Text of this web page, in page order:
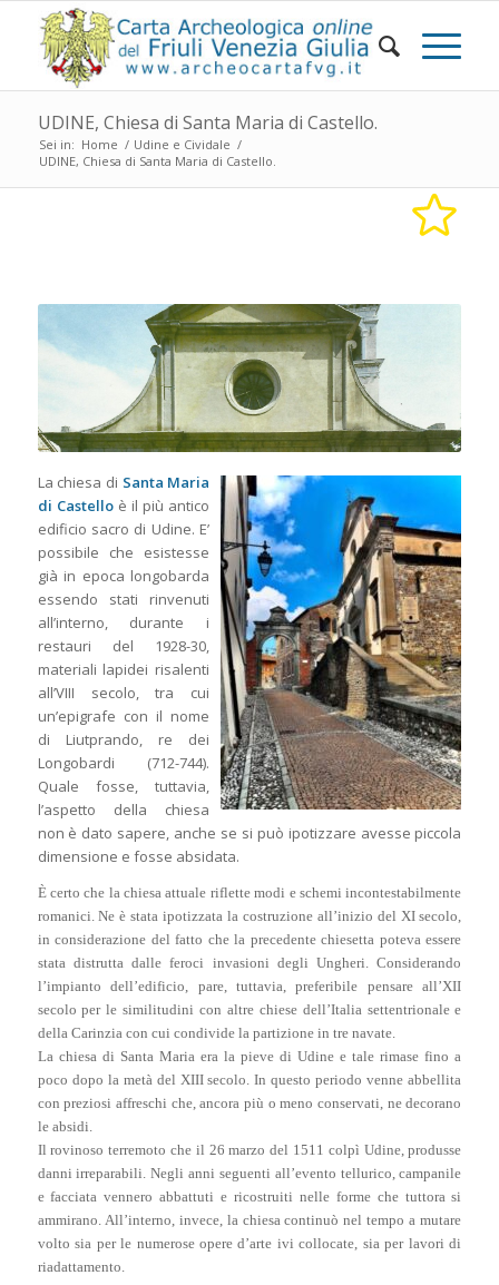
UDINE, Chiesa di Santa Maria di Castello.
Sei in: Home / Udine e Cividale /
UDINE, Chiesa di Santa Maria di Castello.
La chiesa di Santa Maria
di Castelloè il più antico
edificio sacro di Udine. E’
possibile che esistesse
già in epoca longobarda
essendo stati rinvenuti
all’interno, durante i
restauri del 1928-30,
materiali lapidei risalenti
all’VIII secolo, tra cui
un’epigrafe con il nome
di Liutprando, re dei
Longobardi (712-744).
Quale fosse, tuttavia,
l’aspetto della chiesa
non è dato sapere, anche se si può ipotizzare avesse piccola
dimensione e fosse absidata.
È certo che la chiesa attuale riflette modi e schemi incontestabilmente
romanici. Ne è stata ipotizzata la costruzione all’inizio del XI secolo,
in considerazione del fatto che la precedente chiesetta poteva essere
stata distrutta dalle feroci invasioni degli Ungheri. Considerando
l’impianto dell’edificio, pare, tuttavia, preferibile pensare all’XII
secolo per le similitudini con altre chiese dell’Italia settentrionale e
della Carinzia con cui condivide la partizione in tre navate.
La chiesa di Santa Maria era la pieve di Udine e tale rimase fino a
poco dopo la metà del XIII secolo. In questo periodo venne abbellita
con preziosi affreschi che, ancora più o meno conservati, ne decorano
le absidi.
Il rovinoso terremoto che il 26 marzo del 1511 colpì Udine, produsse
danni irreparabili. Negli anni seguenti all’evento tellurico, campanile
e facciata vennero abbattuti e ricostruiti nelle forme che tuttora si
ammirano. All’interno, invece, la chiesa continuò nel tempo a mutare
volto sia per le numerose opere d’arte ivi collocate, sia per lavori di
riadattamento.